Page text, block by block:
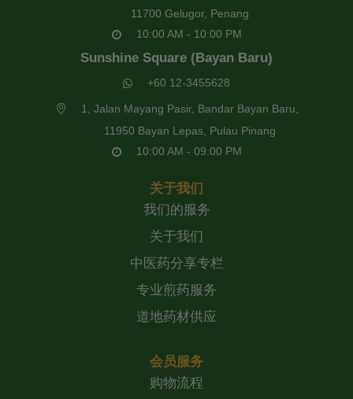
11700 Gelugor, Penang
10:00 AM - 10:00 PM
Sunshine Square (Bayan Baru)
+60 12-3455628
1, Jalan Mayang Pasir, Bandar Bayan Baru,
11950 Bayan Lepas, Pulau Pinang
10:00 AM - 09:00 PM
关于我们
我们的服务
关于我们
中医药分享专栏
专业煎药服务
道地药材供应
会员服务
购物流程